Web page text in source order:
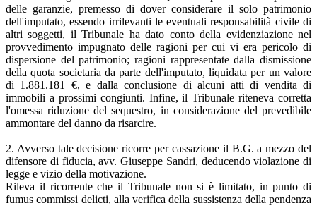
delle garanzie, premesso di dover considerare il solo patrimonio
dell'imputato, essendo irrilevanti le eventuali responsabilità civile di
altri soggetti, il Tribunale ha dato conto della evidenziazione nel
provvedimento impugnato delle ragioni per cui vi era pericolo di
dispersione del patrimonio; ragioni rappresentate dalla dismissione
della quota societaria da parte dell'imputato, liquidata per un valore
di 1.881.181 €, e dalla conclusione di alcuni atti di vendita di
immobili a prossimi congiunti. Infine, il Tribunale riteneva corretta
l'omessa riduzione del sequestro, in considerazione del prevedibile
ammontare del danno da risarcire.
2. Avverso tale decisione ricorre per cassazione il B.G. a mezzo del
difensore di fiducia, avv. Giuseppe Sandri, deducendo violazione di
legge e vizio della motivazione.
Rileva il ricorrente che il Tribunale non si è limitato, in punto di
fumus commissi delicti, alla verifica della sussistenza della pendenza